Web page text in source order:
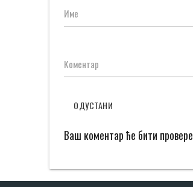
Име
Коментар
ОДУСТАНИ
Ваш коментар ће бити